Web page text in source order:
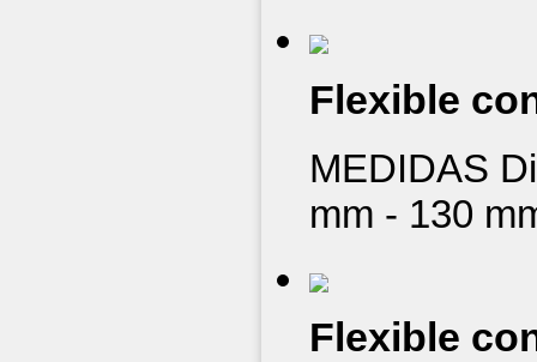
Flexible
MEDIDAS
mm - 130
Flexible